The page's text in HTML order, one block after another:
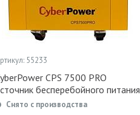
55233
CPS 7500 PRO
бесперебойного питания
Снято с производства